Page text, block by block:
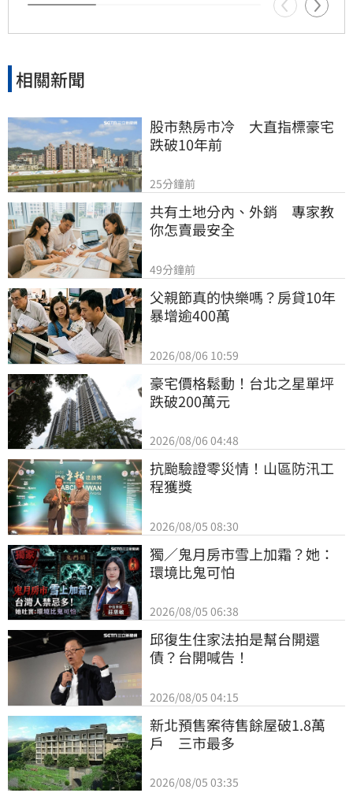
相關新聞
股市熱房市冷　大直指標豪宅
跌破10年前
25分鐘前
共有土地分內、外銷　專家教
你怎賣最安全
49分鐘前
父親節真的快樂嗎？房貸10年
暴增逾400萬
2026/08/06 10:59
豪宅價格鬆動！台北之星單坪
跌破200萬元
2026/08/06 04:48
抗颱驗證零災情！山區防汛工
程獲獎
2026/08/05 08:30
獨／鬼月房市雪上加霜？她：
環境比鬼可怕
2026/08/05 06:38
邱復生住家法拍是幫台開還
債？台開喊告！
2026/08/05 04:15
新北預售案待售餘屋破1.8萬
戶　三市最多
2026/08/05 03:35